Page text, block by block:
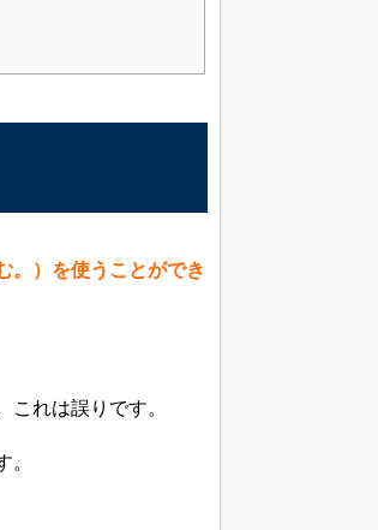
。）を使うことができ
れは誤りです。